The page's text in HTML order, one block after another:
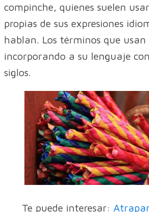
compinche, quienes suelen
propias de sus expresiones
hablan. Los términos que usan
incorporando a su lenguaje
siglos.
Te puede interesar: